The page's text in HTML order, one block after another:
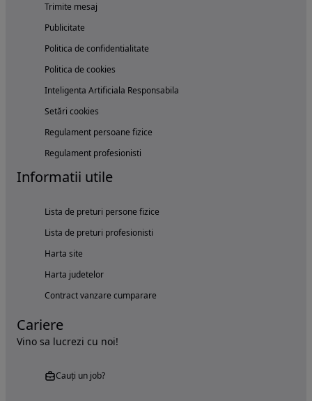
Trimite mesaj
Publicitate
Politica de confidentialitate
Politica de cookies
Inteligenta Artificiala Responsabila
Setări cookies
Regulament persoane fizice
Regulament profesionisti
Informatii utile
Lista de preturi persone fizice
Lista de preturi profesionisti
Harta site
Harta judetelor
Contract vanzare cumparare
Cariere
Vino sa lucrezi cu noi!
Cauți un job?